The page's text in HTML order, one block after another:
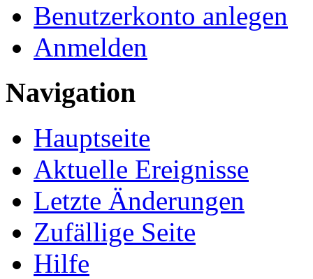
Benutzerkonto anlegen
Anmelden
Navigation
Hauptseite
Aktuelle Ereignisse
Letzte Änderungen
Zufällige Seite
Hilfe